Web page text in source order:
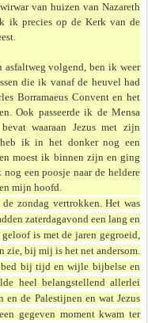
van huizen van Nazareth
ik precies op de Kerk van de
asfaltweg volgend, ben ik weer
die ik vanaf de heuvel had
Borramaeus Convent en het
Ook passeerde ik de Mensa
waaraan Jezus met zijn
heb ik in het donker nog een
moest ik binnen zijn en ging
een poosje naar de heldere
mijn hoofd.
zondag vertrokken. Het was
zaterdagavond een lang en
is met de jaren gegroeid,
zie, bij mij is het net andersom.
bij tijd en wijle bijbelse en
heel belangstellend allerlei
en de Palestijnen en wat Jezus
gegeven moment kwam ter